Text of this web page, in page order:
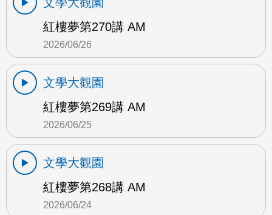
紅樓夢第270講 AM
2026/06/26
文學大觀園
紅樓夢第269講 AM
2026/06/25
文學大觀園
紅樓夢第268講 AM
2026/06/24